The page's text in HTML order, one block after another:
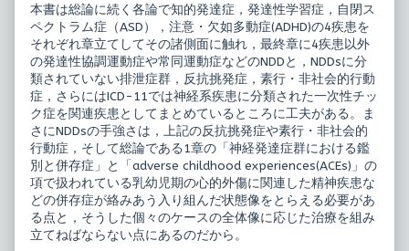
本書は総論に続く各論で知的発達症，発達性学習症，自閉ス
ペクトラム症（ASD），注意・欠如多動症(ADHD)の4疾患を
それぞれ章立てしてその諸側面に触れ，最終章に4疾患以外
の発達性協調運動症や常同運動症などのNDDと，NDDsに分
類されていない排泄症群，反抗挑発症，素行・非社会的行動
症，さらにはICD-11では神経系疾患に分類された一次性チッ
ク症を関連疾患としてまとめているところに工夫がある。ま
さにNDDsの手強さは，上記の反抗挑発症や素行・非社会的
行動症，そして総論である1章の「神経発達症群における鑑
別と併存症」と「adverse childhood experiences(ACEs)」の
項で扱われている乳幼児期の心的外傷に関連した精神疾患な
どの併存症が絡みあう入り組んだ状態像をとらえる必要があ
る点と，そうした個々のケースの全体像に応じた治療を組み
立てねばならない点にあるのだから。